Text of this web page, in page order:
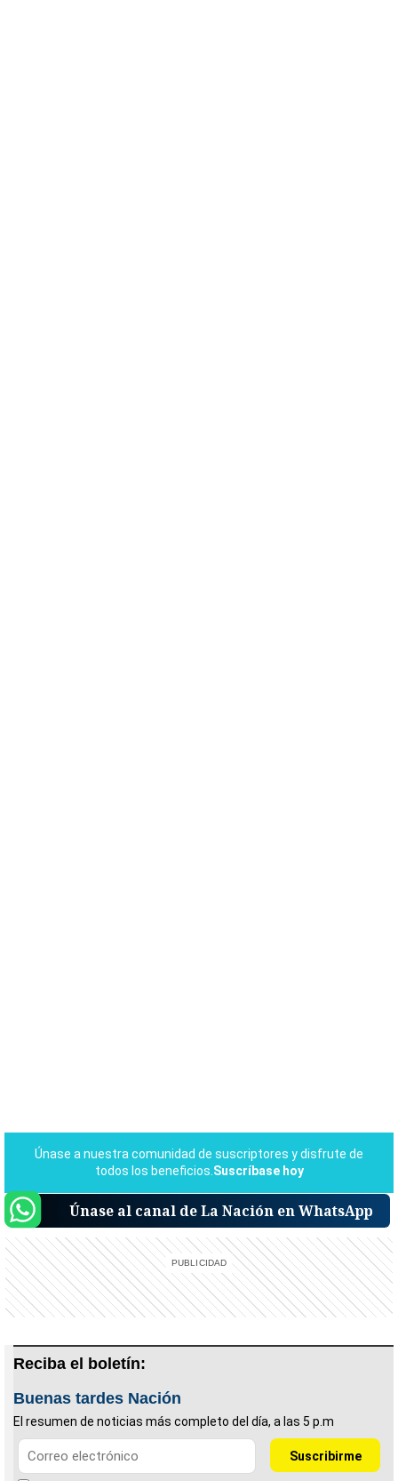
Únase al canal de La Nación en WhatsApp
Reciba el boletín:
Buenas tardes Nación
El resumen de noticias más completo del día, a las 5 p.m